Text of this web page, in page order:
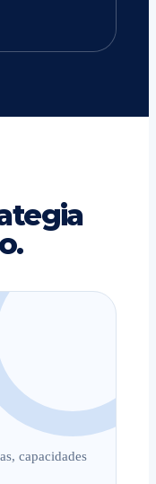
capacidades